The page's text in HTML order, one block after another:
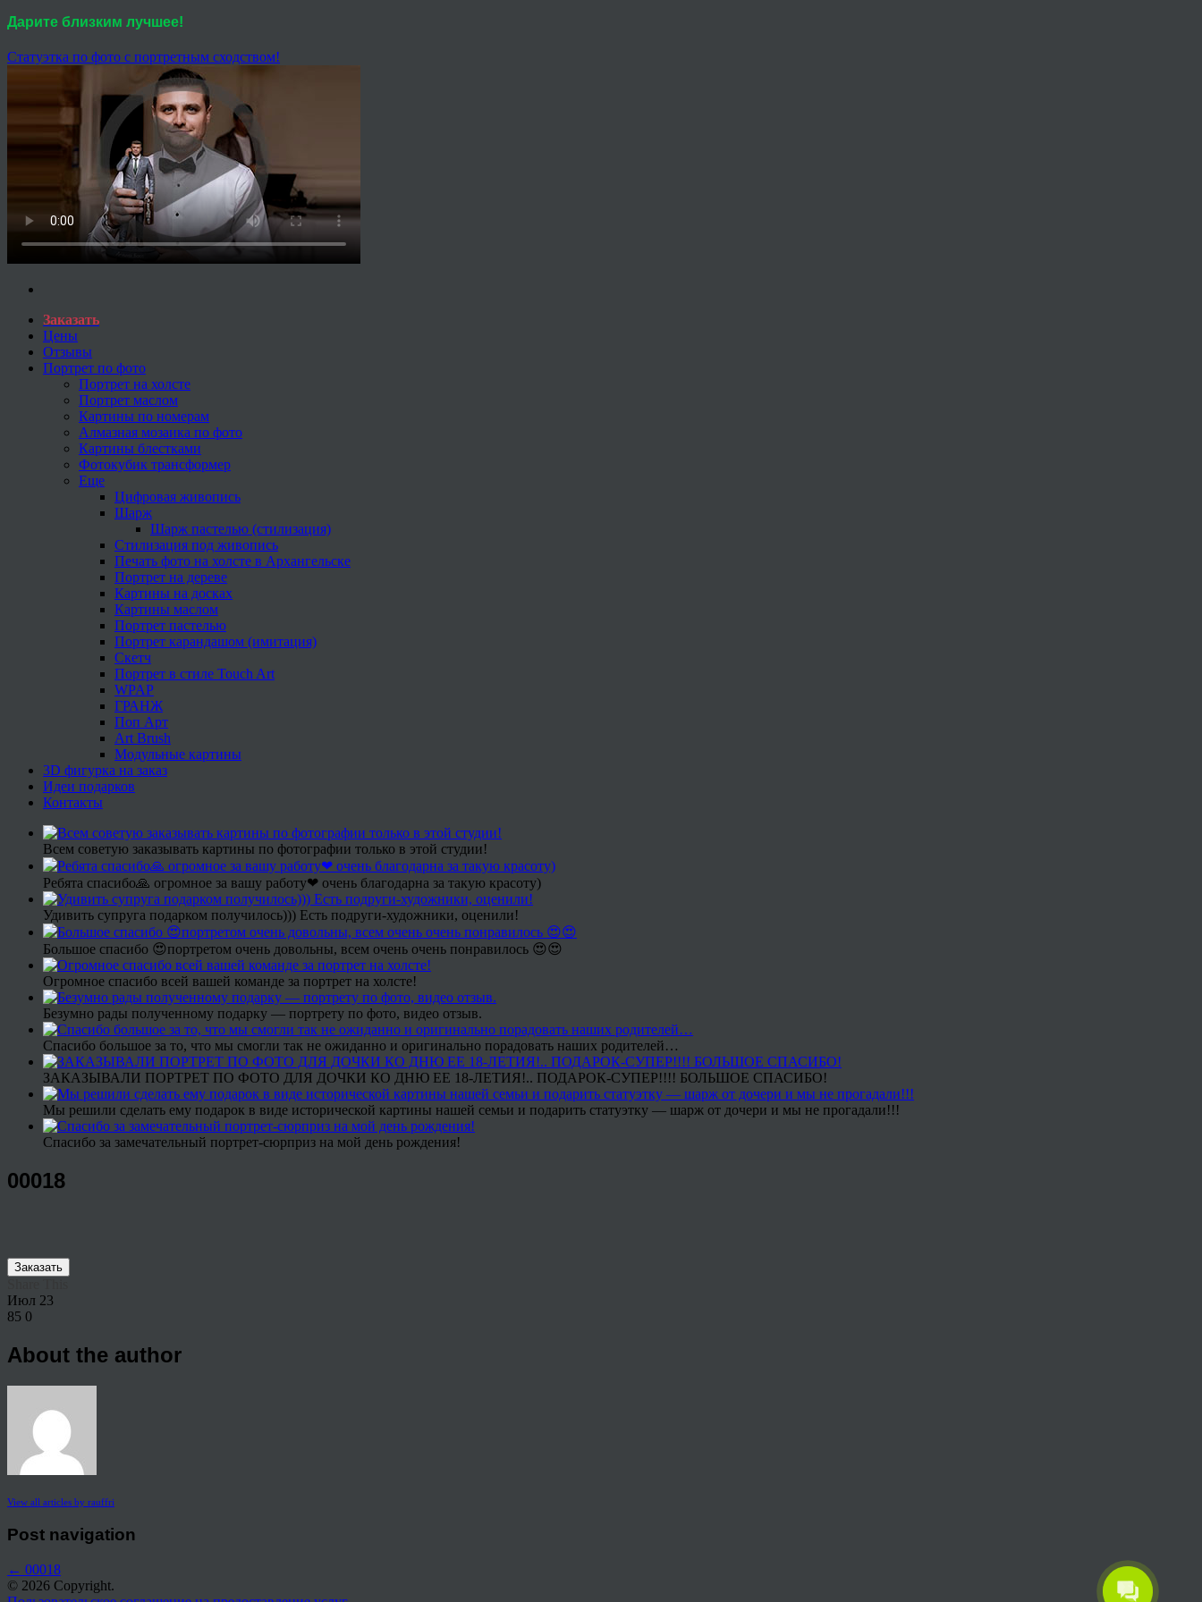
Дарите близким лучшее!
Статуэтка по фото с портретным сходством!
Заказать
Цены
Отзывы
Портрет по фото
Портрет на холсте
Портрет маслом
Картины по номерам
Алмазная мозаика по фото
Картины блестками
Фотокубик трансформер
Еще
Цифровая живопись
Шарж
Шарж пастелью (стилизация)
Стилизация под живопись
Печать фото на холсте в Архангельске
Портрет на дереве
Картины на досках
Картины маслом
Портрет пастелью
Портрет карандашом (имитация)
Скетч
Портрет в стиле Touch Art
WPAP
ГРАНЖ
Поп Арт
Art Brush
Модульные картины
3D фигурка на заказ
Идеи подарков
Контакты
Всем советую заказывать картины по фотографии только в этой студии!
Ребята спасибо🙏 огромное за вашу работу❤ очень благодарна за такую красоту)
Удивить супруга подарком получилось))) Есть подруги-художники, оценили!
Большое спасибо 😍портретом очень довольны, всем очень очень понравилось 😍😍
Огромное спасибо всей вашей команде за портрет на холсте!
Безумно рады полученному подарку — портрету по фото, видео отзыв.
Спасибо большое за то, что мы смогли так не ожиданно и оригинально порадовать наших родителей…
ЗАКАЗЫВАЛИ ПОРТРЕТ ПО ФОТО ДЛЯ ДОЧКИ КО ДНЮ ЕЕ 18-ЛЕТИЯ!.. ПОДАРОК-СУПЕР!!!! БОЛЬШОЕ СПАСИБО!
Мы решили сделать ему подарок в виде исторической картины нашей семьи и подарить статуэтку — шарж от дочери и мы не прогадали!!!
Спасибо за замечательный портрет-сюрприз на мой день рождения!
00018
Заказать
Июл 23
85 0
About the author
View all articles by rauffri
Post navigation
← 00018
© 2026 Copyright.